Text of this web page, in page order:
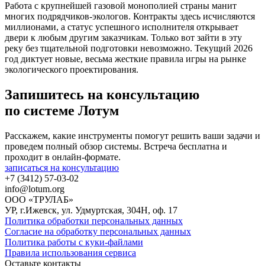
Работа с крупнейшей газовой монополией страны манит
многих подрядчиков-экологов. Контракты здесь исчисляются
миллионами, а статус успешного исполнителя открывает
двери к любым другим заказчикам. Только вот зайти в эту
реку без тщательной подготовки невозможно. Текущий 2026
год диктует новые, весьма жесткие правила игры на рынке
экологического проектирования.
Запишитесь на консультацию
по системе Лотум
Расскажем, какие инструменты помогут решить ваши задачи и
проведем полный обзор системы. Встреча бесплатна и
проходит в онлайн-формате.
записаться на консультацию
+7 (3412) 57-03-02
info@lotum.org
ООО «ТРУЛАБ»
УР, г.Ижевск, ул. Удмуртская, 304Н, оф. 17
Политика обработки персональных данных
Согласие на обработку персональных данных
Политика работы с куки-файлами
Правила использования сервиса
Оставьте контакты